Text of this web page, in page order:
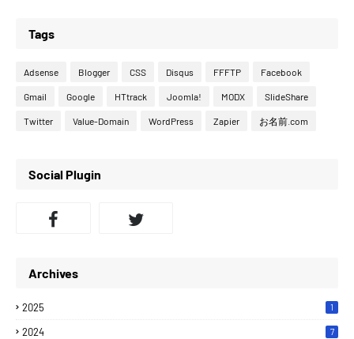
Tags
Adsense Blogger CSS Disqus FFFTP Facebook
Gmail Google HTtrack Joomla! MODX SlideShare
Twitter Value-Domain WordPress Zapier お名前.com
Social Plugin
Archives
2025 1
2024 7